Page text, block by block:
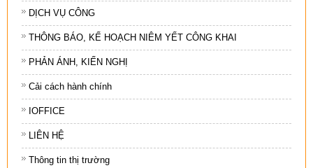
DỊCH VỤ CÔNG
THÔNG BÁO, KẾ HOẠCH NIÊM YẾT CÔNG KHAI
PHẢN ÁNH, KIẾN NGHỊ
Cải cách hành chính
IOFFICE
LIÊN HỆ
Thông tin thị trường